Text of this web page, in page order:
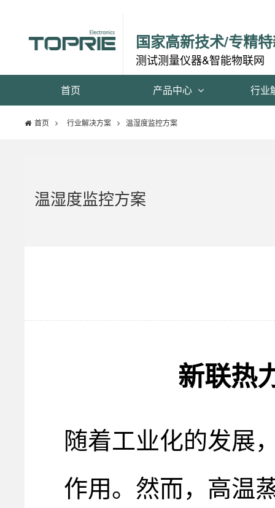
国家高新技术/专精
测试测量仪器&智能物联网
首页 产品中心 行业
首页 行业解决方案 温湿度监控方案
温湿度监控方案
新联热
随着工业化的发展
作用。然而，高温